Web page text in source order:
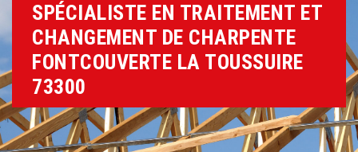
SPÉCIALISTE EN TRAITEMENT ET
CHANGEMENT DE CHARPENTE
FONTCOUVERTE LA TOUSSUIRE
73300